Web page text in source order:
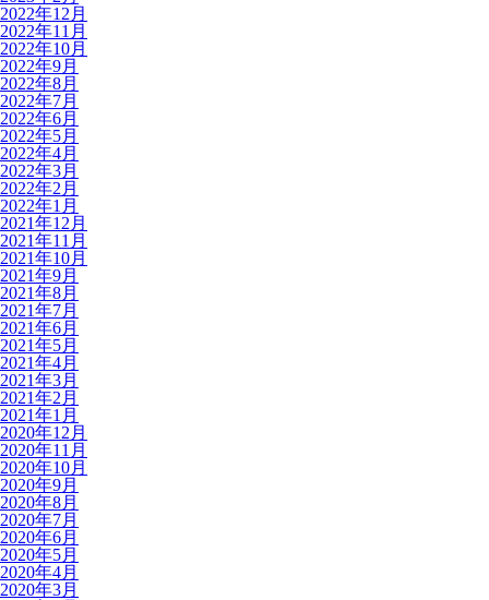
2022年12月
2022年11月
2022年10月
2022年9月
2022年8月
2022年7月
2022年6月
2022年5月
2022年4月
2022年3月
2022年2月
2022年1月
2021年12月
2021年11月
2021年10月
2021年9月
2021年8月
2021年7月
2021年6月
2021年5月
2021年4月
2021年3月
2021年2月
2021年1月
2020年12月
2020年11月
2020年10月
2020年9月
2020年8月
2020年7月
2020年6月
2020年5月
2020年4月
2020年3月